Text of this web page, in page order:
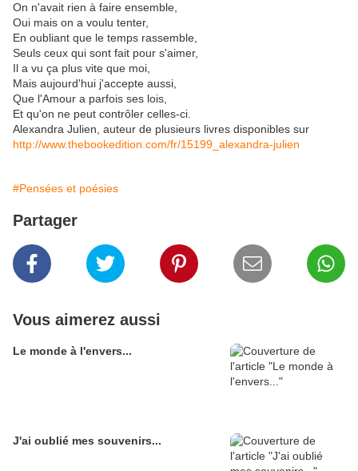
On n'avait rien à faire ensemble,
Oui mais on a voulu tenter,
En oubliant que le temps rassemble,
Seuls ceux qui sont fait pour s'aimer,
Il a vu ça plus vite que moi,
Mais aujourd'hui j'accepte aussi,
Que l'Amour a parfois ses lois,
Et qu'on ne peut contrôler celles-ci.
Alexandra Julien, auteur de plusieurs livres disponibles sur
http://www.thebookedition.com/fr/15199_alexandra-julien
#Pensées et poésies
Partager
Vous aimerez aussi
Le monde à l'envers...
J'ai oublié mes souvenirs...